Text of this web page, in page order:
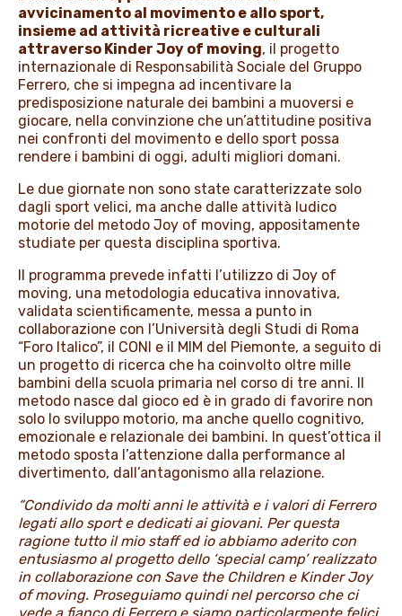
avvicinamento al movimento e allo sport,
insieme ad attività ricreative e culturali
attraverso Kinder Joy of moving, il progetto
internazionale di Responsabilità Sociale del Gruppo
Ferrero, che si impegna ad incentivare la
predisposizione naturale dei bambini a muoversi e
giocare, nella convinzione che un’attitudine positiva
nei confronti del movimento e dello sport possa
rendere i bambini di oggi, adulti migliori domani.
Le due giornate non sono state caratterizzate solo
dagli sport velici, ma anche dalle attività ludico
motorie del metodo Joy of moving, appositamente
studiate per questa disciplina sportiva.
Il programma prevede infatti l’utilizzo di Joy of
moving, una metodologia educativa innovativa,
validata scientificamente, messa a punto in
collaborazione con l’Università degli Studi di Roma
“Foro Italico”, il CONI e il MIM del Piemonte, a seguito di
un progetto di ricerca che ha coinvolto oltre mille
bambini della scuola primaria nel corso di tre anni. Il
metodo nasce dal gioco ed è in grado di favorire non
solo lo sviluppo motorio, ma anche quello cognitivo,
emozionale e relazionale dei bambini. In quest’ottica il
metodo sposta l’attenzione dalla performance al
divertimento, dall’antagonismo alla relazione.
“Condivido da molti anni le attività e i valori di Ferrero
legati allo sport e dedicati ai giovani. Per questa
ragione tutto il mio staff ed io abbiamo aderito con
entusiasmo al progetto dello ‘special camp’ realizzato
in collaborazione con Save the Children e Kinder Joy
of moving. Proseguiamo quindi nel percorso che ci